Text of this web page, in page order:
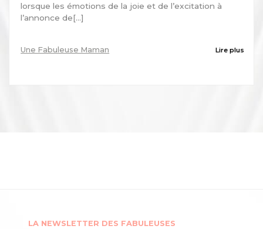
lorsque les émotions de la joie et de l’excitation à
l’annonce de[...]
Une Fabuleuse Maman Lire plus
LA NEWSLETTER DES FABULEUSES